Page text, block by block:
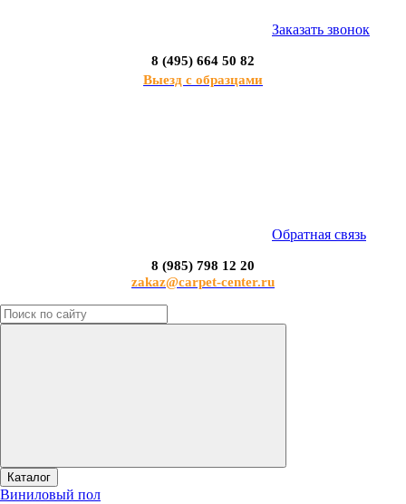
Заказать звонок
8 (495) 664 50 82
Выезд с образцами
Обратная связь
8 (985) 798 12 20
zakaz@carpet-center.ru
Каталог
Виниловый пол